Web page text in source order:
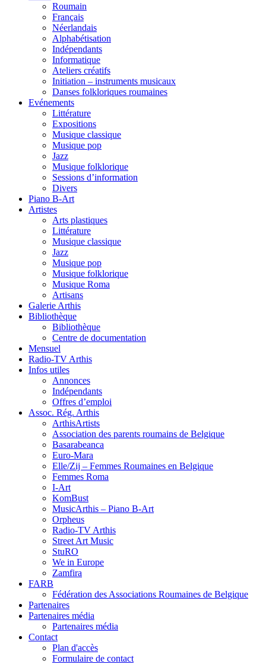
Roumain
Français
Néerlandais
Alphabétisation
Indépendants
Informatique
Ateliers créatifs
Initiation – instruments musicaux
Danses folkloriques roumaines
Evénements
Littérature
Expositions
Musique classique
Musique pop
Jazz
Musique folklorique
Sessions d’information
Divers
Piano B-Art
Artistes
Arts plastiques
Littérature
Musique classique
Jazz
Musique pop
Musique folklorique
Musique Roma
Artisans
Galerie Arthis
Bibliothèque
Bibliothèque
Centre de documentation
Mensuel
Radio-TV Arthis
Infos utiles
Annonces
Indépendants
Offres d’emploi
Assoc. Rég. Arthis
ArthisArtists
Association des parents roumains de Belgique
Basarabeanca
Euro-Mara
Elle/Zij – Femmes Roumaines en Belgique
Femmes Roma
I-Art
KomBust
MusicArthis – Piano B-Art
Orpheus
Radio-TV Arthis
Street Art Music
StuRO
We in Europe
Zamfira
FARB
Fédération des Associations Roumaines de Belgique
Partenaires
Partenaires média
Partenaires média
Contact
Plan d'accès
Formulaire de contact